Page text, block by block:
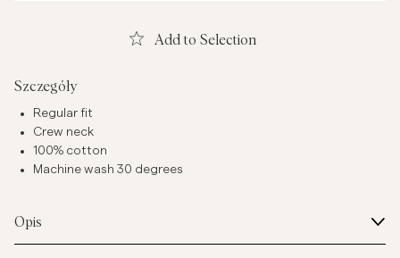
Add to Selection
Szczegóły
Regular fit
Crew neck
100% cotton
Machine wash 30 degrees
Opis